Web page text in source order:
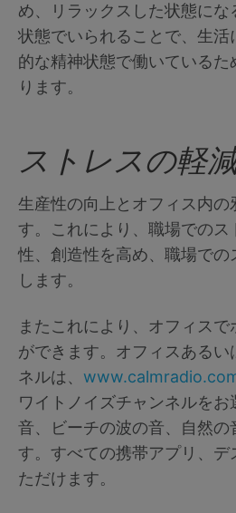
め、リラックスした状態に
状態でいられることで、生活
的な精神状態で働いているた
ります。
ストレスの軽
生産性の向上とオフィス内の
す。これにより、職場での
性、創造性を高め、職場で
します。
またこれにより、オフィス
ができます。オフィスある
ネルは、
ワイトノイズチャンネルを
音、ビーチの波の音、自然
す。すべての携帯アプリ、
ただけます。